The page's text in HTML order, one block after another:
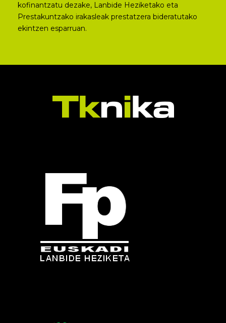
kofinantzatu dezake, Lanbide Heziketako eta
Prestakuntzako irakasleak prestatzera bideratutako
ekintzen esparruan.